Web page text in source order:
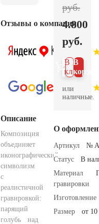
Отзывы о компании
Описание
Композиция
объединяет
иконографический
символизм
с
реалистичной
гравировкой:
парящий
голубь над
руб.
4.800
руб.
В
В 1
клик
или
наличные.
О
Артикул
№
Статус
В
Материал
гравировки
Изготовление
Размер
от